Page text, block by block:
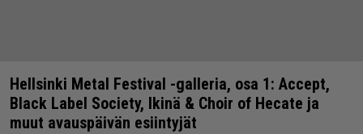
Hellsinki Metal Festival -galleria, osa 1: Accept,
Black Label Society, Ikinä & Choir of Hecate ja
muut avauspäivän esiintyjät